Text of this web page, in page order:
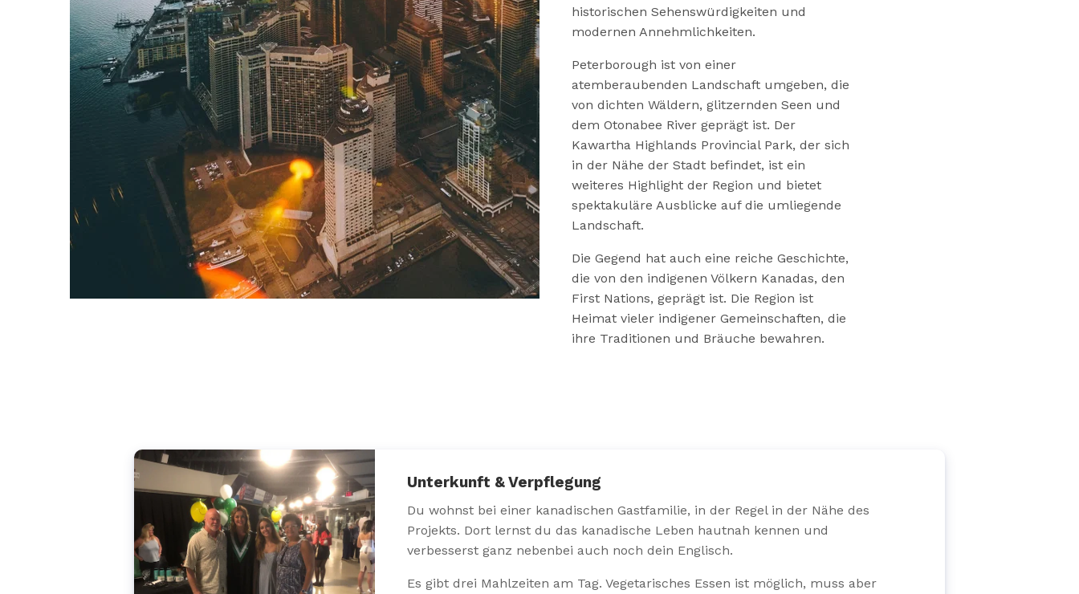
historischen Sehenswürdigkeiten und
modernen Annehmlichkeiten.
Peterborough ist von einer
atemberaubenden Landschaft umgeben, die
von dichten Wäldern, glitzernden Seen und
dem Otonabee River geprägt ist. Der
Kawartha Highlands Provincial Park, der sich
in der Nähe der Stadt befindet, ist ein
weiteres Highlight der Region und bietet
spektakuläre Ausblicke auf die umliegende
Landschaft.
Die Gegend hat auch eine reiche Geschichte,
die von den indigenen Völkern Kanadas, den
First Nations, geprägt ist. Die Region ist
Heimat vieler indigener Gemeinschaften, die
ihre Traditionen und Bräuche bewahren.
Unterkunft & Verpflegung
Du wohnst bei einer kanadischen Gastfamilie, in der Regel in der Nähe des
Projekts. Dort lernst du das kanadische Leben hautnah kennen und
verbesserst ganz nebenbei auch noch dein Englisch.
Es gibt drei Mahlzeiten am Tag. Vegetarisches Essen ist möglich, muss aber